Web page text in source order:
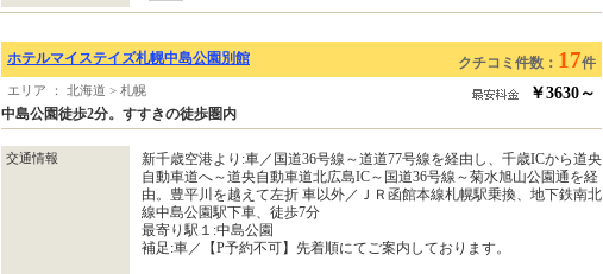
ホテルマイステイズ札幌中島公園別館 クチコミ件数： 17件
エリア ： 北海道 > 札幌 ￥3630～
中島公園徒歩2分。すすきの徒歩圏内
交通情報
新千歳空港より:車／国道36号線～道道77号線を経由し、千歳ICから道央
自動車道へ～道央自動車道北広島IC～国道36号線～菊水旭山公園通を経
由。豊平川を越えて左折 車以外／ＪＲ函館本線札幌駅乗換、地下鉄南北
線中島公園駅下車、徒歩7分
最寄り駅１:中島公園
補足:車／【P予約不可】先着順にてご案内しております。